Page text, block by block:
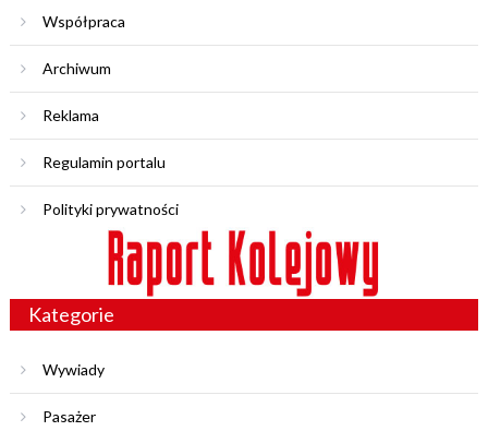
Współpraca
Archiwum
Reklama
Regulamin portalu
Polityki prywatności
Kategorie
Wywiady
Pasażer